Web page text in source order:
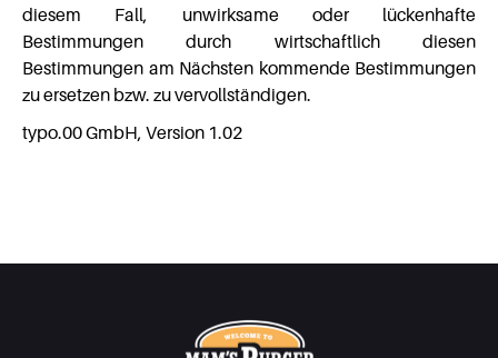
diesem Fall, unwirksame oder lückenhafte
Bestimmungen durch wirtschaftlich diesen
Bestimmungen am Nächsten kommende Bestimmungen
zu ersetzen bzw. zu vervollständigen.
typo.00 GmbH, Version 1.02